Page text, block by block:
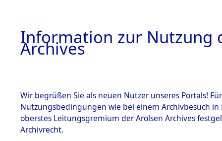
Information zur Nutzung
Archives
Wir begrüßen Sie als neuen Nutzer unseres Portals!
Nutzungsbedingungen wie bei einem Archivbesuch
oberstes Leitungsgremium der Arolsen Archives
Archivrecht.